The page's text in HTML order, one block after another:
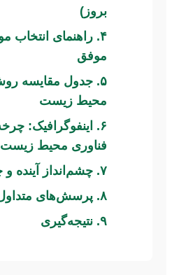
بروز)
۴. راهنمای انتخاب
موفق
۵. جدول مقایسه
محیط زیست
۶. اینفوگرافیک:
فناوری محیط زیست
۷. چشم‌انداز آینده و چالش‌ها
۸. پرسش‌های متداول (FAQ)
۹. نتیجه‌گیری